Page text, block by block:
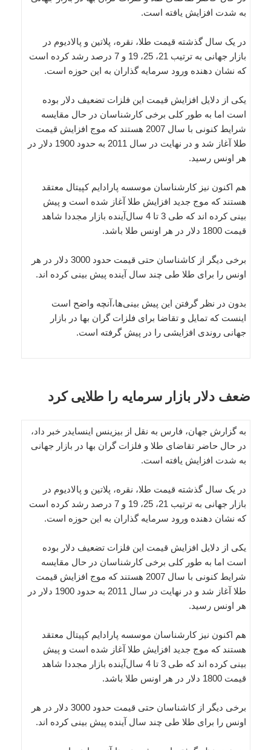
به شدت افزایش یافته است.
در یک سال گذشته قیمت طلا، نقره، پلاتین و پالادیوم در
بازار جهانی به ترتیب 21، 25، 19 و 7 درصد رشد کرده است
که نشان دهنده ورود سرمایه گذاران به این حوزه است.
یکی از دلایل افزایش قیمت این فلزات تضعیف دلار بوده
است اما به طور کلی برخی کارشناسان در حال مقایسه
شرایط کنونی با سال 2007 هستند که موج افزایش قیمت
طلا آغاز شد و در نهایت در سال 2011 به حدود 1900 دلار در
هر اونس رسید.
هم اکنون نیز کارشناسان موسسه پارادایم کپیتال معتقد
هستند که موج جدید افزایش طلا آغاز شده است و پیش
بینی کرده اند که طی 3 تا 4 سال‌آینده بازار مجددا شاهد
قیمت 1800 دلار در هر اونس طلا باشد.
برخی دیگر از کاشناسان حتی قیمت حدود 3000 دلار در هر
اونس را برای طلا طی چند سال آینده پیش بینی کرده اند.
بدون در نظر گرفتن این پیش بینی‌ها،‌آنچه واضح است
اینست که تمایل و تقاضا برای فلزات گران بها در بازار
جهانی روندی افزایشی را در پیش گرفته است.
ضعف دلار بازار سرمایه را طلایی کرد
به گزارش جهان، فارس به نقل از بیزینس اینسایدر خبر داد،
در حال حاضر تقاضای طلا و فلزات گران بها در بازار جهانی
به شدت افزایش یافته است.
در یک سال گذشته قیمت طلا، نقره، پلاتین و پالادیوم در
بازار جهانی به ترتیب 21، 25، 19 و 7 درصد رشد کرده است
که نشان دهنده ورود سرمایه گذاران به این حوزه است.
یکی از دلایل افزایش قیمت این فلزات تضعیف دلار بوده
است اما به طور کلی برخی کارشناسان در حال مقایسه
شرایط کنونی با سال 2007 هستند که موج افزایش قیمت
طلا آغاز شد و در نهایت در سال 2011 به حدود 1900 دلار در
هر اونس رسید.
هم اکنون نیز کارشناسان موسسه پارادایم کپیتال معتقد
هستند که موج جدید افزایش طلا آغاز شده است و پیش
بینی کرده اند که طی 3 تا 4 سال‌آینده بازار مجددا شاهد
قیمت 1800 دلار در هر اونس طلا باشد.
برخی دیگر از کاشناسان حتی قیمت حدود 3000 دلار در هر
اونس را برای طلا طی چند سال آینده پیش بینی کرده اند.